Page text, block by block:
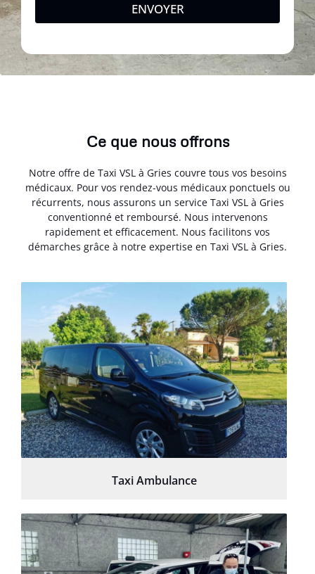
ENVOYER
Ce que nous offrons
Notre offre de Taxi VSL à Gries couvre tous vos besoins
médicaux. Pour vos rendez-vous médicaux ponctuels ou
récurrents, nous assurons un service Taxi VSL à Gries
conventionné et remboursé. Nous intervenons
rapidement et efficacement. Nous facilitons vos
démarches grâce à notre expertise en Taxi VSL à Gries.
Taxi Ambulance